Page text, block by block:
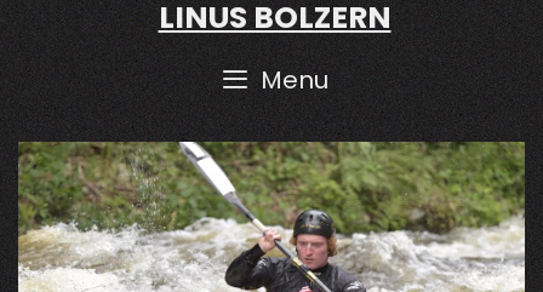
Skip
to
content
LINUS BOLZERN
Menu